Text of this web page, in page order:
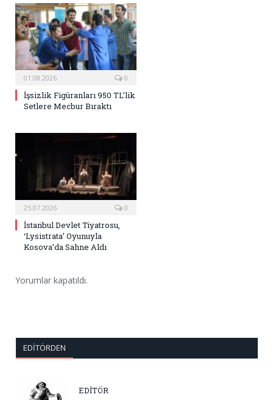
01.08.2026 0
İşsizlik Figüranları 950 TL’lik
Setlere Mecbur Bıraktı
25.07.2026 0
İstanbul Devlet Tiyatrosu,
‘Lysistrata’ Oyunuyla
Kosova’da Sahne Aldı
Yorumlar kapatıldı.
EDITÖRDEN
EDİTÖR